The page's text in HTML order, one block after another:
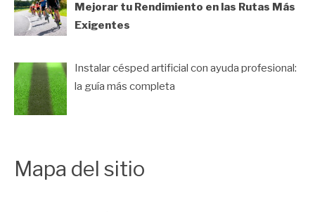
Mejorar tu Rendimiento en las Rutas Más
Exigentes
Instalar césped artificial con ayuda profesional:
la guía más completa
Mapa del sitio